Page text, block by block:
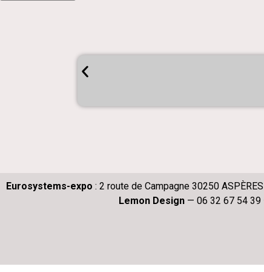
Eurosystems-expo : 2 route de Campagne 30250
Lemon Design — 06 32 67 54 39